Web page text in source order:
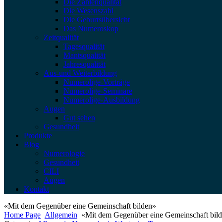
Die Zahlenqualität
Die Wesenszahl
Die Geburtsübersicht
Das Numeroskop
Zeitqualität
Tagesqualität
Mantsqualität
Jahresqualität
Aus-und Weiterbildung
Numerolige-Vorträge
Numerolige-Seminare
Numerolige-Ausbildung
Augen
Gut sehen
Gesundheit
Produkte
Blog
Numerologie
Gesundheit
CILI
Augen
Kontakt
«Mit dem Gegenüber eine Gemeinschaft bilden»
Home Page Allgemein «Mit dem Gegenüber eine Gemeinschaft